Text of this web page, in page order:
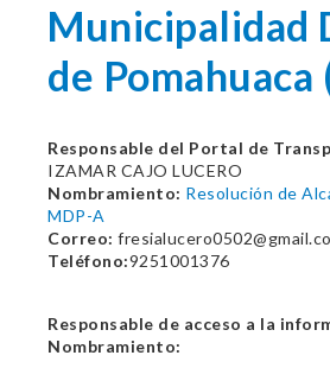
Municipalidad
de Pomahuaca
Responsable del Portal de
IZAMAR CAJO LUCERO
Nombramiento: Resolución de
MDP-A
Correo:
Teléfono:9251001376
Responsable de acceso a la
Nombramiento: